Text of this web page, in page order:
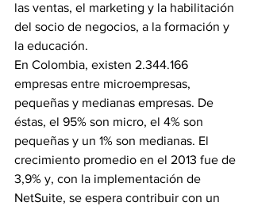
las ventas, el marketing y la habilitación
del socio de negocios, a la formación y
la educación.
En Colombia, existen 2.344.166
empresas entre microempresas,
pequeñas y medianas empresas. De
éstas, el 95% son micro, el 4% son
pequeñas y un 1% son medianas. El
crecimiento promedio en el 2013 fue de
3,9% y, con la implementación de
NetSuite, se espera contribuir con un